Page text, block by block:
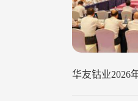
华友钴业2026